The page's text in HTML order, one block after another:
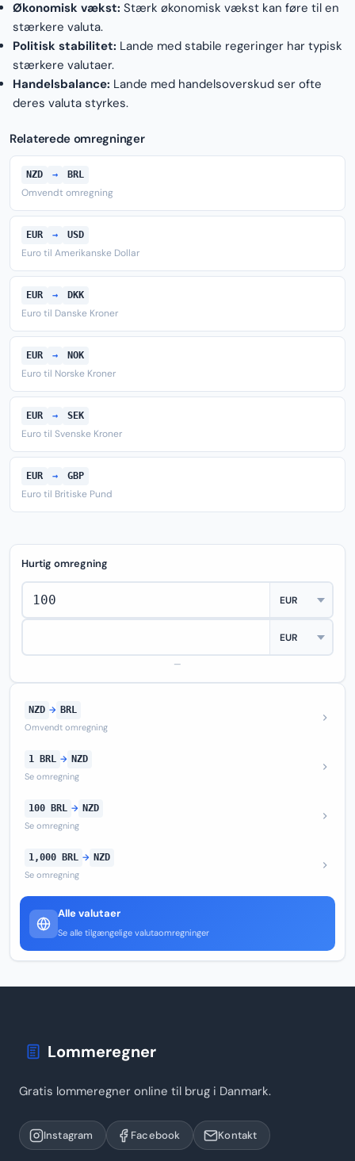
Økonomisk vækst: Stærk økonomisk vækst kan føre til en
stærkere valuta.
Politisk stabilitet: Lande med stabile regeringer har typisk
stærkere valutaer.
Handelsbalance: Lande med handelsoverskud ser ofte
deres valuta styrkes.
Relaterede omregninger
NZD → BRL
Omvendt omregning
EUR → USD
Euro til Amerikanske Dollar
EUR → DKK
Euro til Danske Kroner
EUR → NOK
Euro til Norske Kroner
EUR → SEK
Euro til Svenske Kroner
EUR → GBP
Euro til Britiske Pund
Hurtig omregning
—
NZD → BRL
Omvendt omregning
1 BRL → NZD
Se omregning
100 BRL → NZD
Se omregning
1,000 BRL → NZD
Se omregning
Alle valutaer
Se alle tilgængelige valutaomregninger
Lommeregner
Gratis lommeregner online til brug i Danmark.
Instagram Facebook Kontakt